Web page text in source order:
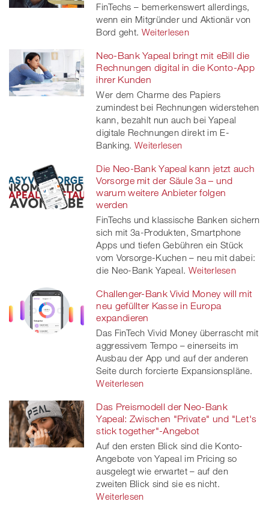
FinTechs – bemerkenswert allerdings,
wenn ein Mitgründer und Aktionär von
Bord geht. Weiterlesen
Neo-Bank Yapeal bringt mit eBill die
Rechnungen digital in die Konto-App
ihrer Kunden
Wer dem Charme des Papiers
zumindest bei Rechnungen widerstehen
kann, bezahlt nun auch bei Yapeal
digitale Rechnungen direkt im E-
Banking.Weiterlesen
Die Neo-Bank Yapeal kann jetzt auch
Vorsorge mit der Säule 3a – und
warum weitere Anbieter folgen
werden
FinTechs und klassische Banken sichern
sich mit 3a-Produkten, Smartphone
Apps und tiefen Gebühren ein Stück
vom Vorsorge-Kuchen – neu mit dabei:
die Neo-Bank Yapeal. Weiterlesen
Challenger-Bank Vivid Money will mit
neu gefüllter Kasse in Europa
expandieren
Das FinTech Vivid Money überrascht mit
aggressivem Tempo – einerseits im
Ausbau der App und auf der anderen
Seite durch forcierte Expansionspläne.
Weiterlesen
Das Preismodell der Neo-Bank
Yapeal: Zwischen "Private" und "Let's
stick together"-Angebot
Auf den ersten Blick sind die Konto-
Angebote von Yapeal im Pricing so
ausgelegt wie erwartet – auf den
zweiten Blick sind sie es nicht.
Weiterlesen